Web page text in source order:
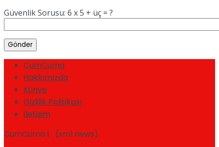
Güvenlik Sorusu: 6 x 5 + üç = ?
CumCuma
Hakkımızda
Künye
Gizlilik Politikası
İletişim
CumCuma | (xml news)